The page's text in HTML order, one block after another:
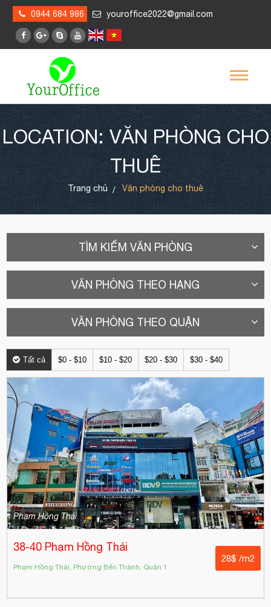
0944 684 986 youroffice2022@gmail.com
LOCATION: VĂN PHÒNG CHO
THUÊ
Trang chủ Văn phòng cho thuê
TÌM KIẾM VĂN PHÒNG
VĂN PHÒNG THEO HẠNG
VĂN PHÒNG THEO QUẬN
Tất cả $0 - $10 $10 - $20 $20 - $30 $30 - $40
Phạm Hồng Thái
38-40 Phạm Hồng Thái
Phạm Hồng Thái, Phường Bến Thành, Quận 1
28$ /m2